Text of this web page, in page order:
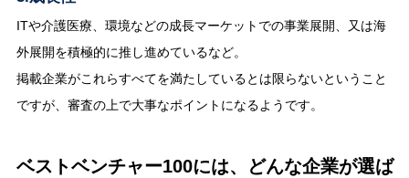
ITや介護医療、環境などの成長マーケットでの事業展開、又は海
外展開を積極的に推し進めているなど。
掲載企業がこれらすべてを満たしているとは限らないということ
ですが、審査の上で大事なポイントになるようです。
ベストベンチャー100には、どんな企業が選ば